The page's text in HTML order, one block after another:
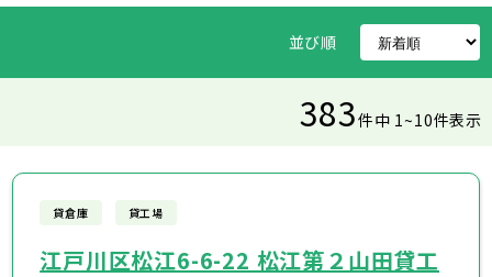
並び順
383件中 1~10件表示
貸倉庫 貸工場
江戸川区松江6-6-22 松江第２山田貸工